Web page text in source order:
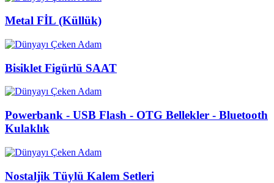
Metal FİL (Küllük)
Bisiklet Figürlü SAAT
Powerbank - USB Flash - OTG Bellekler - Bluetooth
Kulaklık
Nostaljik Tüylü Kalem Setleri